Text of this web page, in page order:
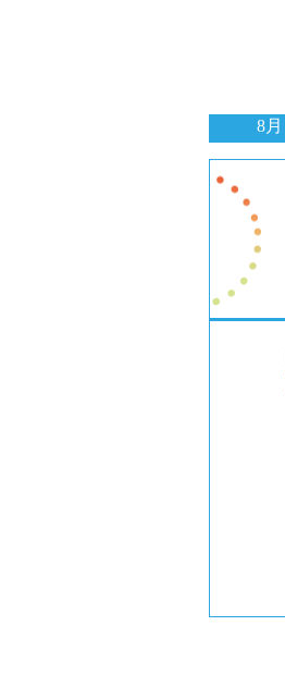
8月